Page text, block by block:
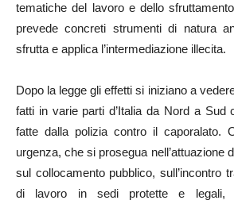
tematiche del lavoro e dello
prevede concreti strumenti di natura
sfrutta e applica l’intermediazione illecita.
Dopo la legge gli effetti si iniziano a
fatti in varie parti d’Italia da Nord a Sud
fatte dalla polizia contro il caporalato.
urgenza, che si prosegua nell’attuazione
sul collocamento pubblico, sull’incontro
di lavoro in sedi protette e legali,